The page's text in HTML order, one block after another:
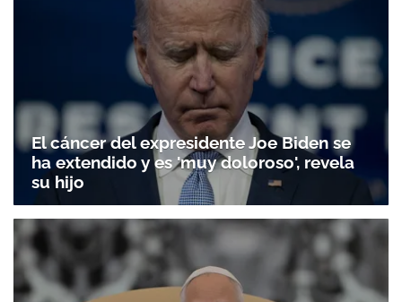
El cáncer del expresidente Joe Biden se
ha extendido y es 'muy doloroso', revela
su hijo